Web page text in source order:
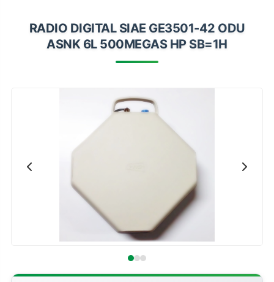
Onu Epon
Onu-Gpon-Gpon
Huawei
Switch
RADIO DIGITAL SIAE GE3501-42 ODU
ASNK 6L 500MEGAS HP SB=1H